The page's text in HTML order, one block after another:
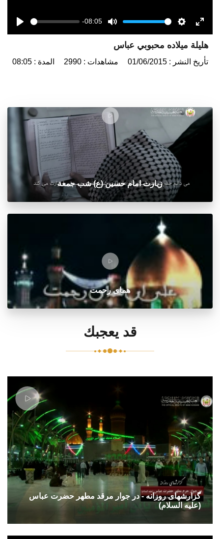
Play
Seek -08:05
Mute
Volume
Settings
Enter
هليلة ميلاده محبوبي عباس
تأريخ النشر : 01/06/2015 مشاهدات : 2990 المدة : 08:05
زيارت امام حسين (ع) شب جمعة
هماى رحمت
قد يعجبك
گزارشهای روزانه - در جوار مرقد مطهر حضرت عباس
(علیه السلام)